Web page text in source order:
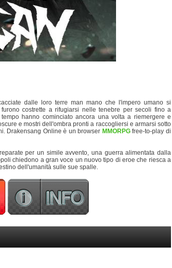
dalle loro terre man mano che l'impero umano si
costrette a rifugiarsi nelle tenebre per secoli fino a
hanno cominciato ancora una volta a riemergere e
e mostri dell'ombra pronti a raccogliersi e armarsi sotto
Drakensang Online è un browser MMORPGfree-to-play di
per un simile avvento, una guerra alimentata dalla
chiedono a gran voce un nuovo tipo di eroe che riesca a
dell'umanità sulle sue spalle.